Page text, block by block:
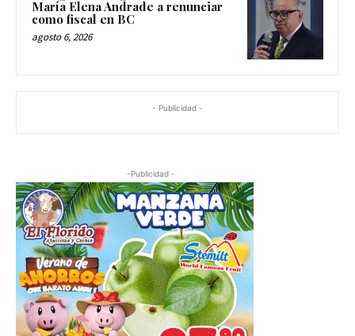
María Elena Andrade a renunciar
como fiscal en BC
agosto 6, 2026
- Publicidad -
-Publicidad -